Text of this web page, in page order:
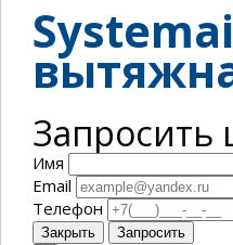
Запросить
Имя
Email
Телефон
Закрыть
Запросить